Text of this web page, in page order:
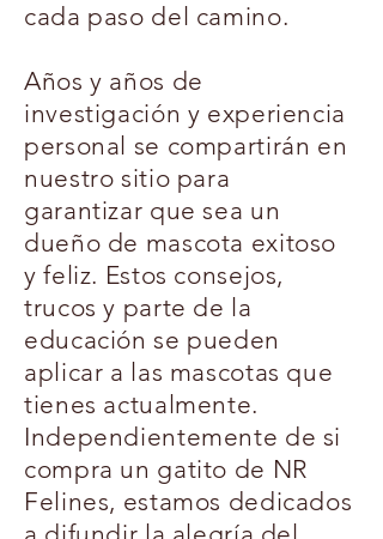
cada paso del camino.
Años y años de
investigación y experiencia
personal se compartirán en
nuestro sitio para
garantizar que sea un
dueño de mascota exitoso
y feliz. Estos consejos,
trucos y parte de la
educación se pueden
aplicar a las mascotas que
tienes actualmente.
Independientemente de si
compra un gatito de NR
Felines, estamos dedicados